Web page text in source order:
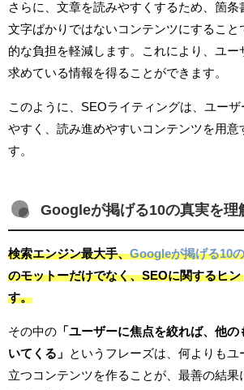
さらに、文章を読みやすくするため、箇条
文字ばかりではないコンテンツにすること
的な負担を軽減します。これにより、ユー
求めている情報を得ることができます。
このように、SEOライティングは、ユー
やすく、読み進めやすいコンテンツを用意
す。
Googleが掲げる10の真実を理
検索エンジン最大手、Googleが掲げる10
のモットーだけでなく、SEOに関するヒ
す。
その中の 「ユーザーに焦点を絞れば、他
いてくる」
というフレーズは、何よりもユ
立つコンテンツを作ることが、最善の結果